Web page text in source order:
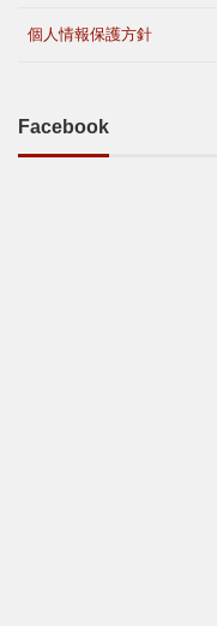
個人情報保護方針
Facebook